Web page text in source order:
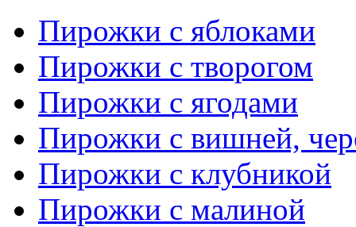
Пирожки с яблоками
Пирожки с творогом
Пирожки с ягодами
Пирожки с вишней,
Пирожки с клубникой
Пирожки с малиной